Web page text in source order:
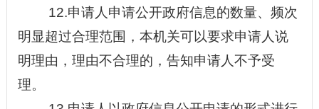
12.申请人申请公开政府信息的数量、频次
明显超过合理范围，本机关可以要求申请人说
明理由，理由不合理的，告知申请人不予受
理。